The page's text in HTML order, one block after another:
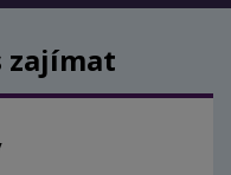
zajímat